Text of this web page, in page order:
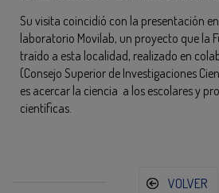
Su visita coincidió con la presentación
laboratorio Movilab, un proyecto que la
traído a esta localidad, realizado en
(Consejo Superior de Investigaciones
es acercar la ciencia a los escolares y
científicas.
VOLVER